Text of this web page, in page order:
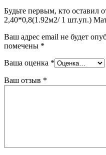
Будьте первым, кто оставил
2,40*0,8(1.92м2/ 1 шт.уп.)
Ваш адрес email не будет
помечены *
Ваша оценка *
Ваш отзыв *